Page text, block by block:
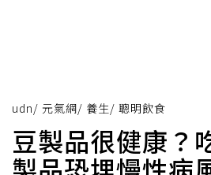
udn/ 元氣網/ 養生/ 聰明飲食
豆製品很健康？